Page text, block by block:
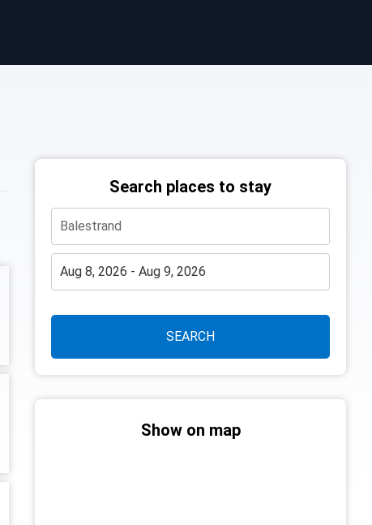
Search places to stay
SEARCH
Show on map